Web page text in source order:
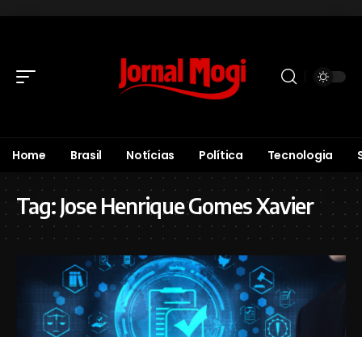
Home Brasil Notícias Política Tecnologia
Tag:Jose Henrique Gomes Xavier